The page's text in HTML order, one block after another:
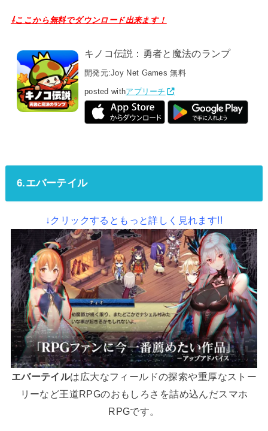
⇩ここから無料でダウンロード出来ます！
キノコ伝説：勇者と魔法のランプ
開発元:Joy Net Games 無料
posted withアプリーチ
6.エバーテイル
↓クリックするともっと詳しく見れます!!
エバーテイルは広大なフィールドの探索や重厚なストー
リーなど王道RPGのおもしろさを詰め込んだスマホ
RPGです。